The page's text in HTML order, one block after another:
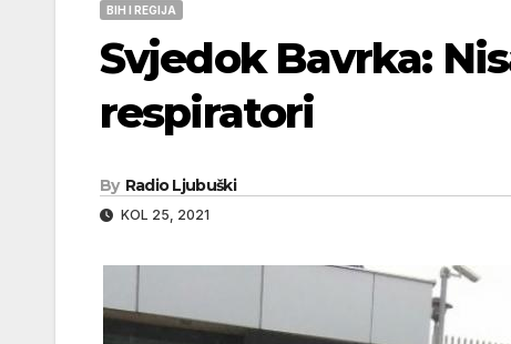
BIH I REGIJA
Svjedok Bavrka:
respiratori
By Radio Ljubuški
KOL 25, 2021